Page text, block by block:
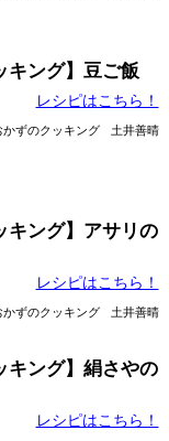
キング】豆ご飯
レシピはこちら！
かずのクッキング 土井善晴
キング】アサリの
レシピはこちら！
かずのクッキング 土井善晴
キング】絹さやの
レシピはこちら！